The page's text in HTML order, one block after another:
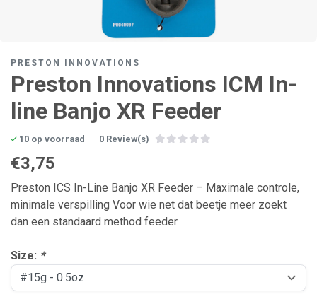
PRESTON INNOVATIONS
Preston Innovations ICM In-
line Banjo XR Feeder
10 op voorraad 0 Review(s)
€3,75
Preston ICS In-Line Banjo XR Feeder – Maximale controle,
minimale verspilling Voor wie net dat beetje meer zoekt
dan een standaard method feeder
Size: *